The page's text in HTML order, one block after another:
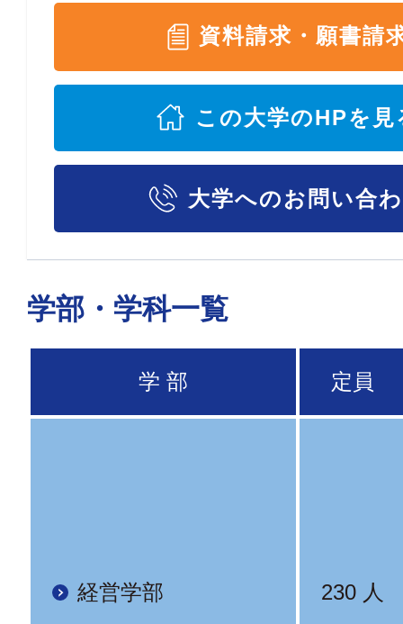
資料請求・願書請
この大学のHPを見
大学へのお問い合
学部・学科一覧
学 部 定員
経営学部 230 人